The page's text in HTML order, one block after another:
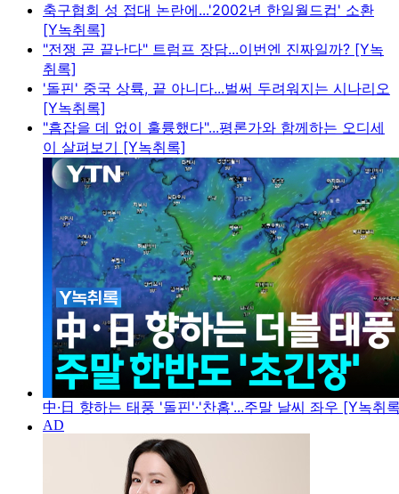
축구협회 성 접대 논란에...'2002년 한일월드컵' 소환
[Y녹취록]
"전쟁 곧 끝난다" 트럼프 장담...이번엔 진짜일까? [Y녹
취록]
'돌핀' 중국 상륙, 끝 아니다...벌써 두려워지는 시나리오
[Y녹취록]
"흠잡을 데 없이 훌륭했다"...평론가와 함께하는 오디세
이 살펴보기 [Y녹취록]
中·日 향하는 태풍 '돌핀'·'찬홈'...주말 날씨 좌우 [Y녹취